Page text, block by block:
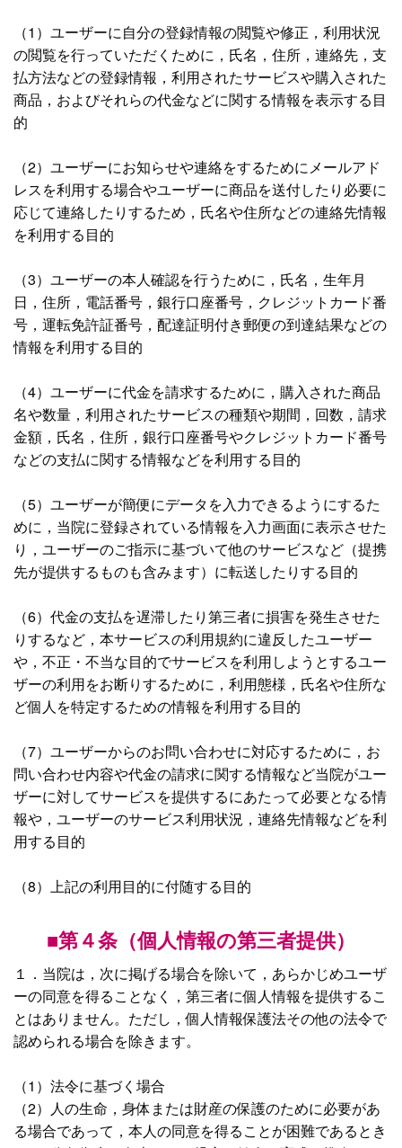
（1）ユーザーに自分の登録情報の閲覧や修正，利用状況
の閲覧を行っていただくために，氏名，住所，連絡先，支
払方法などの登録情報，利用されたサービスや購入された
商品，およびそれらの代金などに関する情報を表示する目
的
（2）ユーザーにお知らせや連絡をするためにメールアド
レスを利用する場合やユーザーに商品を送付したり必要に
応じて連絡したりするため，氏名や住所などの連絡先情報
を利用する目的
（3）ユーザーの本人確認を行うために，氏名，生年月
日，住所，電話番号，銀行口座番号，クレジットカード番
号，運転免許証番号，配達証明付き郵便の到達結果などの
情報を利用する目的
（4）ユーザーに代金を請求するために，購入された商品
名や数量，利用されたサービスの種類や期間，回数，請求
金額，氏名，住所，銀行口座番号やクレジットカード番号
などの支払に関する情報などを利用する目的
（5）ユーザーが簡便にデータを入力できるようにするた
めに，当院に登録されている情報を入力画面に表示させた
り，ユーザーのご指示に基づいて他のサービスなど（提携
先が提供するものも含みます）に転送したりする目的
（6）代金の支払を遅滞したり第三者に損害を発生させた
りするなど，本サービスの利用規約に違反したユーザー
や，不正・不当な目的でサービスを利用しようとするユー
ザーの利用をお断りするために，利用態様，氏名や住所な
ど個人を特定するための情報を利用する目的
（7）ユーザーからのお問い合わせに対応するために，お
問い合わせ内容や代金の請求に関する情報など当院がユー
ザーに対してサービスを提供するにあたって必要となる情
報や，ユーザーのサービス利用状況，連絡先情報などを利
用する目的
（8）上記の利用目的に付随する目的
■第４条（個人情報の第三者提供）
１．当院は，次に掲げる場合を除いて，あらかじめユーザ
ーの同意を得ることなく，第三者に個人情報を提供するこ
とはありません。ただし，個人情報保護法その他の法令で
認められる場合を除きます。
（1）法令に基づく場合
（2）人の生命，身体または財産の保護のために必要があ
る場合であって，本人の同意を得ることが困難であるとき